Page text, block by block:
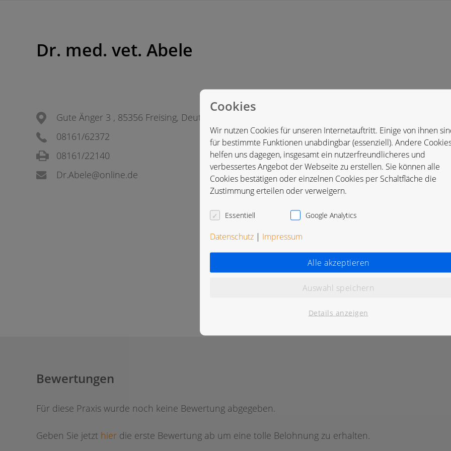
Dr. med. vet. Abele
Gute Änger 3 , 85356 Freising, Deutschland
08161/62372
08161/22140
Dr.Abele@online.de
Bewertungen
Für diese Praxis wurde noch keine Bewertung abgegeben.
Geben Sie jetzt hier die erste Bewertung ab um eine tolle Belohnung zu erhalten.
Cookies
Wir nutzen Cookies für unseren Internetauftritt. Einige von ihnen
für bestimmte Funktionen unabdingbar (essenziell). Andere
helfen uns dagegen, insgesamt ein nutzerfreundlicheres und
verbessertes Angebot der Webseite zu erstellen. Sie können alle
Cookies bestätigen oder einzelnen Cookies per Schaltfläche die
Zustimmung erteilen oder verweigern.
Essentiell Google Analytics
Datenschutz | Impressum
Alle akzeptieren
Auswahl speichern
Details anzeigen